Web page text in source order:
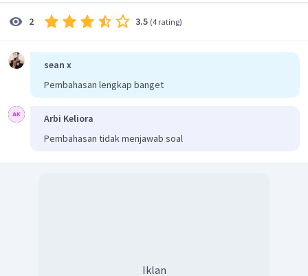
2 3.5 (4 rating)
sean x
Pembahasan lengkap banget
Arbi Keliora
Pembahasan tidak menjawab soal
Iklan